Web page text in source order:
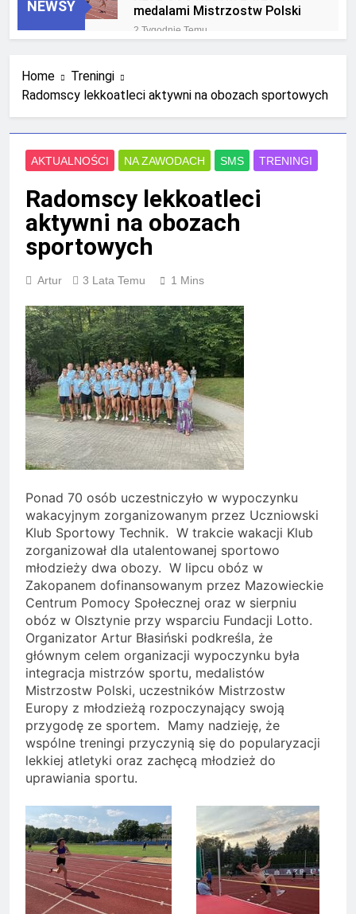
NEWSY
medalami Mistrzostw Polski
2 Tygodnie Temu
mistrzostw Polski U23 w
Krakowie
4 Tygodnie Temu
Home
Treningi
Radomscy lekkoatleci aktywni na obozach sportowych
AKTUALNOŚCI NA ZAWODACH SMS TRENINGI
Radomscy lekkoatleci
aktywni na obozach
sportowych
Artur 3 Lata Temu 1 Mins
Ponad 70 osób uczestniczyło w wypoczynku
wakacyjnym zorganizowanym przez Uczniowski
Klub Sportowy Technik. W trakcie wakacji Klub
zorganizował dla utalentowanej sportowo
młodzieży dwa obozy. W lipcu obóz w
Zakopanem dofinansowanym przez Mazowieckie
Centrum Pomocy Społecznej oraz w sierpniu
obóz w Olsztynie przy wsparciu Fundacji Lotto.
Organizator Artur Błasiński podkreśla, że
głównym celem organizacji wypoczynku była
integracja mistrzów sportu, medalistów
Mistrzostw Polski, uczestników Mistrzostw
Europy z młodzieżą rozpoczynający swoją
przygodę ze sportem. Mamy nadzieję, że
wspólne treningi przyczynią się do popularyzacji
lekkiej atletyki oraz zachęcą młodzież do
uprawiania sportu.